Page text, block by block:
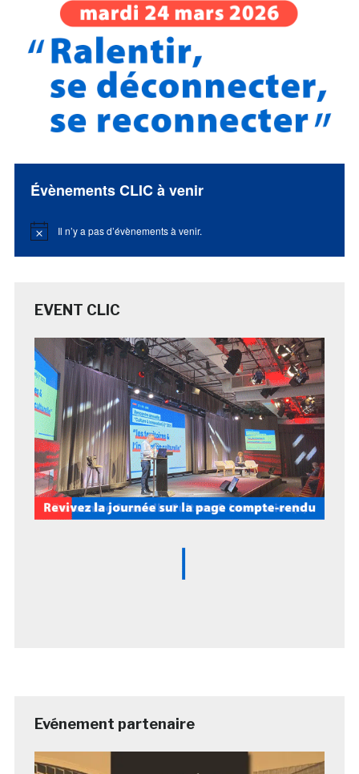
Évènements CLIC à venir
Notice Il n’y a pas d’évènements à venir.
EVENT CLIC
Evénement partenaire